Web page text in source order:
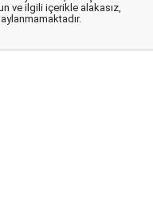
ve ilgili içerikle alakasız,